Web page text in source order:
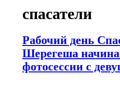
спасатели
Рабочий день
Шерегеша
фотосессии с